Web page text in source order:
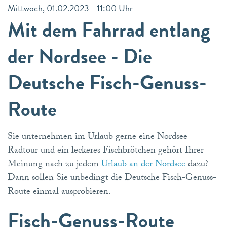
Mittwoch, 01.02.2023 - 11:00 Uhr
Mit dem Fahrrad entlang
der Nordsee - Die
Deutsche Fisch-Genuss-
Route
Sie unternehmen im Urlaub gerne eine Nordsee
Radtour und ein leckeres Fischbrötchen gehört Ihrer
Meinung nach zu jedemUrlaub an der Nordseedazu?
Dann sollen Sie unbedingt die Deutsche Fisch-Genuss-
Route einmal ausprobieren.
Fisch-Genuss-Route